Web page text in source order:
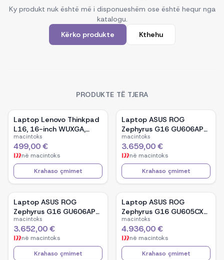
Ky produkt nuk është më i disponueshëm ose është hequr nga
katalogu.
Kërko produkte
Kthehu
PRODUKTE TË TJERA
Laptop Lenovo Thinkpad
L16, 16-inch WUXGA,
AMD Ryzen 5 Pro-7535U,
16GB Ram DDR5, 512GB
SSD - Black
macintoks
499,00 €
në macintoks
Krahaso çmimet
Laptop ASUS ROG
Zephyrus G16 GU606AP-
TB039W, 16-inch OLED,
Intel Core Ultra 9 386H,
NVIDIA GeForce RTX
5070, 32GB RAM, 1TB
SSD, Windows 11 - White
macintoks
3.659,00 €
në macintoks
Krahaso çmimet
Laptop ASUS ROG
Zephyrus G16 GU606AP-
TB041W, 16-inch OLED,
Intel Core Ultra 9 386H,
NVIDIA GeForce RTX
5070, 32GB RAM, 1TB
macintoks
3.652,00 €
në macintoks
Krahaso çmimet
Laptop ASUS ROG
Zephyrus G16 GU605CX-
QR106W, 16-inch WQXGA
OLED, Intel Core Ultra 9
285H, NVIDIA GeForce
RTX 5090, 32GB RAM,
macintoks
4.936,00 €
në macintoks
Krahaso çmimet